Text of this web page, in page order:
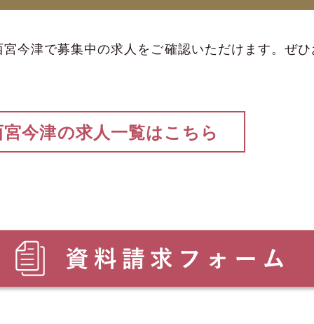
今津で募集中の求人をご確認いただけます。ぜ
今津の求人一覧はこちら